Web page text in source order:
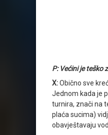
P: Većini je teško
X:Obično sve
Jednom kada je
turnira, znači na
plaća sucima)
obavještavaju